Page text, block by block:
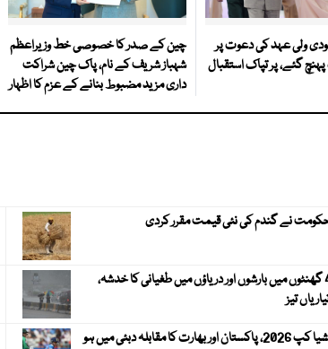
ولی عہد کی دعوت پر
گئے، پر تپاک استقبال
چین کے صدر کا خصوصی خط وزیراعظم
شہباز شریف کے نام، پاک چین شراکت
داری مزید مضبوط بنانے کے عزم کا اظہار
نے گندم کی نئی قیمت مقرر کردی
آئندہ 48 گھنٹوں میں بارشوں اور دریاؤں میں طغیانی کا خدشہ،
تیز
ویمنز ایشیا کپ 2026، پاکستان اور بھارت کا مقابلہ دبئی میں ہو